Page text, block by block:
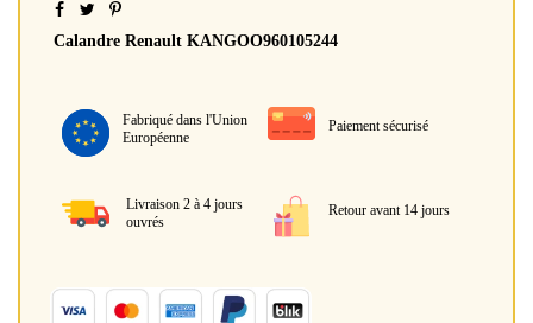
Calandre Renault KANGOO960105244
Fabriqué dans l'Union
Européenne
Paiement sécurisé
Livraison 2 à 4 jours
ouvrés
Retour avant 14 jours